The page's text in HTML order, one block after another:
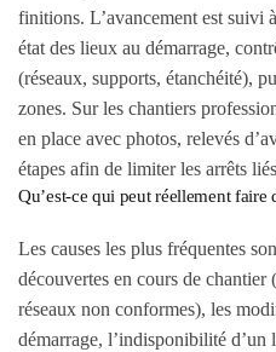
finitions. L’avancement est suivi
état des lieux au démarrage,
(réseaux, supports, étanchéité),
zones. Sur les chantiers
en place avec photos, relevés
étapes afin de limiter les arrêts
Qu’est-ce qui peut réellement faire
Les causes les plus fréquentes
découvertes en cours de chantier
réseaux non conformes), les
démarrage, l’indisponibilité